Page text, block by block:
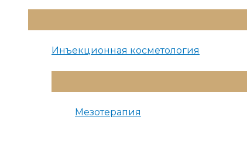
Меню
Инъекционная косметология
Меню
Мезотерапия